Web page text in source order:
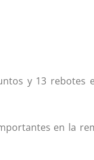
y 13 rebotes
en la